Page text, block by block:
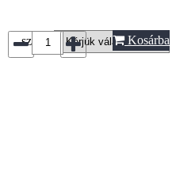
szín*: Kosárba